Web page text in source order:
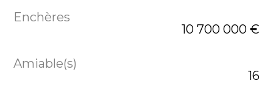
10 700 000 €
16